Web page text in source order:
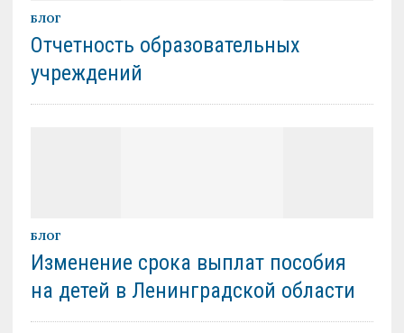
БЛОГ
Отчетность образовательных
учреждений
БЛОГ
Изменение срока выплат пособия
на детей в Ленинградской области